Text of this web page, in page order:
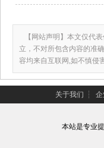
【网站声明】本文仅代
立，不对所包含内容的准
容均来自互联网,如不慎侵
关于我们 ┆
本站是专业